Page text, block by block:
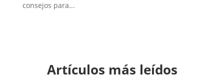
consejos para...
Artículos más leídos